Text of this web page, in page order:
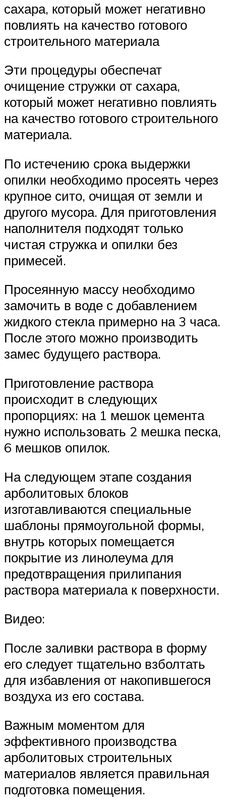
сахара, который может негативно
повлиять на качество готового
строительного материала
Эти процедуры обеспечат
очищение стружки от сахара,
который может негативно повлиять
на качество готового строительного
материала.
По истечению срока выдержки
опилки необходимо просеять через
крупное сито, очищая от земли и
другого мусора. Для приготовления
наполнителя подходят только
чистая стружка и опилки без
примесей.
Просеянную массу необходимо
замочить в воде с добавлением
жидкого стекла примерно на 3 часа.
После этого можно производить
замес будущего раствора.
Приготовление раствора
происходит в следующих
пропорциях: на 1 мешок цемента
нужно использовать 2 мешка песка,
6 мешков опилок.
На следующем этапе создания
арболитовых блоков
изготавливаются специальные
шаблоны прямоугольной формы,
внутрь которых помещается
покрытие из линолеума для
предотвращения прилипания
раствора материала к поверхности.
Видео:
После заливки раствора в форму
его следует тщательно взболтать
для избавления от накопившегося
воздуха из его состава.
Важным моментом для
эффективного производства
арболитовых строительных
материалов является правильная
подготовка помещения.